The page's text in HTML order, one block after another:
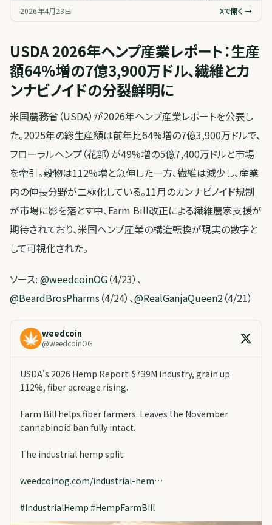
2026年4月23日 Xで開く →
USDA 2026年ヘンプ産業レポート：生産
額64%増の7億3,900万ドル、繊維とカ
ンナビノイドの分裂鮮明に
米国農務省（USDA）が2026年ヘンプ産業レポートを公表し
た。2025年の総生産額は前年比64%増の7億3,900万ドルで、
フローラルヘンプ（花部）が49%増の5億7,400万ドルと市場
を牽引。穀物は112%増と急伸した一方、繊維は減少し、産業
内の伸長分野が二極化している。11月のカンナビノイド規制
が市場に影を落とす中、Farm Bill改正による繊維農家支援が
期待されており、米国ヘンプ産業の構造転換が現実の数字と
して可視化された。
ソース: @weedcoinOG（4/23）、
@BeardBrosPharms （4/24）、@RealGanjaQueen2（4/21）
weedcoin
@weedcoinOG
USDA's 2026 Hemp Report: $739M industry, grain up
112%, fiber acreage rising.
Farm Bill helps fiber farmers. Leaves the November
cannabinoid ban fully intact.
The industrial hemp split:
weedcoinog.com/industrial-hem…
#IndustrialHemp #HempFarmBill